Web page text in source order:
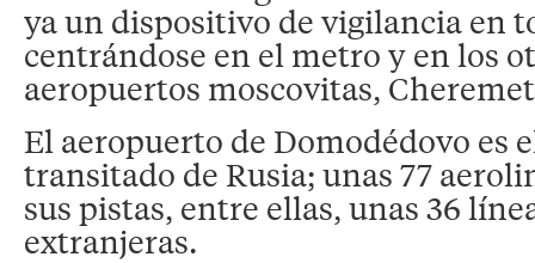
ya un dispositivo de vigilancia en
centrándose en el metro y en los
aeropuertos moscovitas,
El aeropuerto de Domodédovo es
transitado de Rusia; unas 77
sus pistas, entre ellas, unas 36
extranjeras.